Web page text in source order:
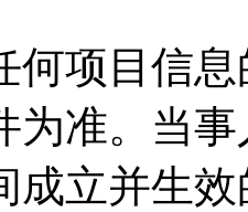
何项目信
为准。当
成立并生